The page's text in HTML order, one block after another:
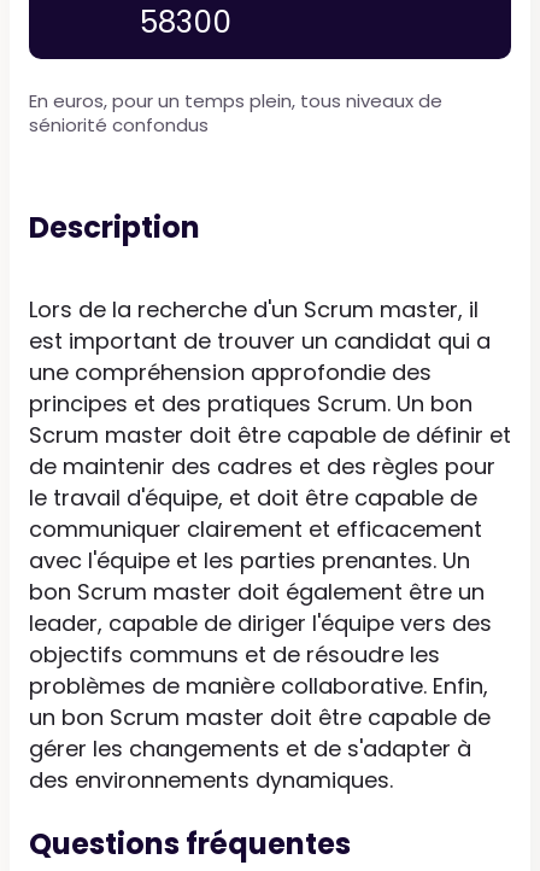
58300
En euros, pour un temps plein, tous niveaux de
séniorité confondus
Description
Lors de la recherche d'un Scrum master, il
est important de trouver un candidat qui a
une compréhension approfondie des
principes et des pratiques Scrum. Un bon
Scrum master doit être capable de définir et
de maintenir des cadres et des règles pour
le travail d'équipe, et doit être capable de
communiquer clairement et efficacement
avec l'équipe et les parties prenantes. Un
bon Scrum master doit également être un
leader, capable de diriger l'équipe vers des
objectifs communs et de résoudre les
problèmes de manière collaborative. Enfin,
un bon Scrum master doit être capable de
gérer les changements et de s'adapter à
des environnements dynamiques.
Questions fréquentes